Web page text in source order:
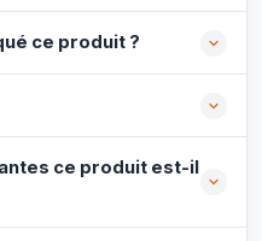
ce produit ?
ce produit est-il